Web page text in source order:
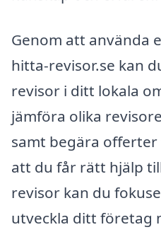
Genom att använda
hitta-revisor.se kan
revisor i ditt lokala
jämföra olika
samt begära
att du får rätt hjälp
revisor kan du
utveckla ditt företag